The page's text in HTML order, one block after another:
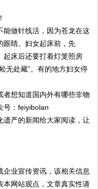
能做针线活，因为苍龙在这
眼睛。妇女起床前，先
起床后还要打着灯笼照房
无处藏”。有的地方妇女停
者想知道国内外有哪些非物
号：feiyibolan
遗产的新闻给大家阅读，让
企业宣传资讯，该相关信息
本网站观点，文章真实性请